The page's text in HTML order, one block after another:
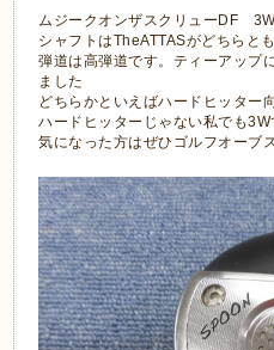
ムジークオンザスクリューDF
シャフトはTheATTASがどちらと
弾道は高弾道です。ティーアップ
ました
どちらかといえばハードヒッター
ハードヒッターじゃない私でも
気になった方はぜひゴルフオーブ